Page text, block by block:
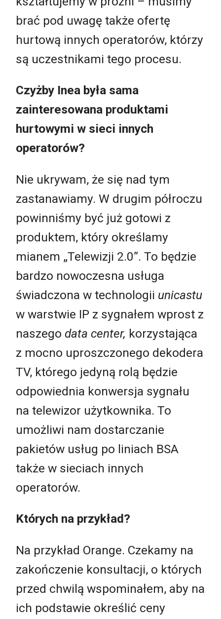
brać pod uwagę także ofertę
hurtową innych operatorów, którzy
są uczestnikami tego procesu.
Czyżby Inea była sama
zainteresowana produktami
hurtowymi w sieci innych
operatorów?
Nie ukrywam, że się nad tym
zastanawiamy. W drugim półroczu
powinniśmy być już gotowi z
produktem, który określamy
mianem „Telewizji 2.0”. To będzie
bardzo nowoczesna usługa
świadczona w technologii unicastu
w warstwie IP z sygnałem wprost z
naszego data center, korzystająca
z mocno uproszczonego dekodera
TV, którego jedyną rolą będzie
odpowiednia konwersja sygnału
na telewizor użytkownika. To
umożliwi nam dostarczanie
pakietów usług po liniach BSA
także w sieciach innych
operatorów.
Których na przykład?
Na przykład Orange. Czekamy na
zakończenie konsultacji, o których
przed chwilą wspominałem, aby na
ich podstawie określić ceny